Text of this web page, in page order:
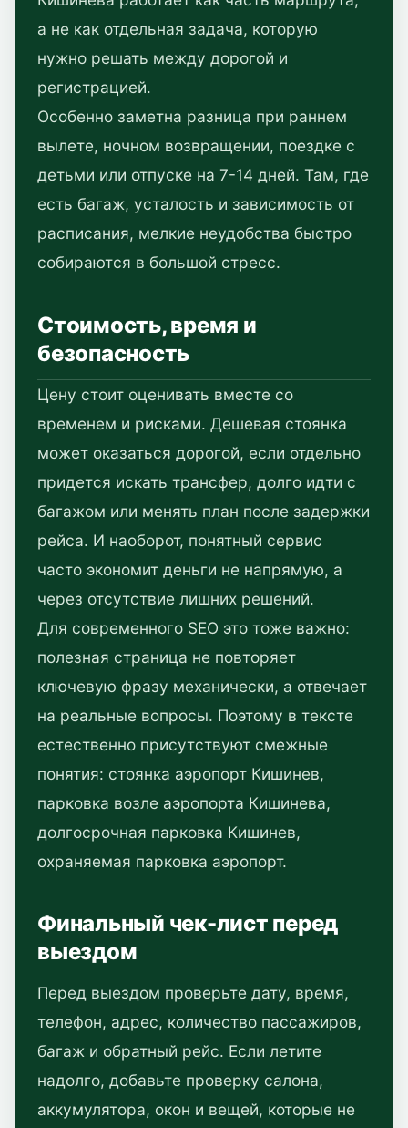
а не как отдельная задача, которую
нужно решать между дорогой и
регистрацией.
Особенно заметна разница при раннем
вылете, ночном возвращении, поездке с
детьми или отпуске на 7-14 дней. Там, где
есть багаж, усталость и зависимость от
расписания, мелкие неудобства быстро
собираются в большой стресс.
Стоимость, время и
безопасность
Цену стоит оценивать вместе со
временем и рисками. Дешевая стоянка
может оказаться дорогой, если отдельно
придется искать трансфер, долго идти с
багажом или менять план после задержки
рейса. И наоборот, понятный сервис
часто экономит деньги не напрямую, а
через отсутствие лишних решений.
Для современного SEO это тоже важно:
полезная страница не повторяет
ключевую фразу механически, а отвечает
на реальные вопросы. Поэтому в тексте
естественно присутствуют смежные
понятия: стоянка аэропорт Кишинев,
парковка возле аэропорта Кишинева,
долгосрочная парковка Кишинев,
охраняемая парковка аэропорт.
Финальный чек-лист перед
выездом
Перед выездом проверьте дату, время,
телефон, адрес, количество пассажиров,
багаж и обратный рейс. Если летите
надолго, добавьте проверку салона,
аккумулятора, окон и вещей, которые не